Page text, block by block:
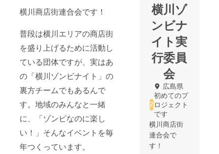
横川商店街連合会です！
普段は横川エリアの商店街
を盛り上げるために活動し
ている団体ですが、実はあ
の「横川ゾンビナイト」の
裏方チームでもあるんで
す。地域のみんなと一緒
に、「ゾンビなのに楽し
い！」そんなイベントを毎
年つくっています。
横川ゾ
ンビナ
イト実
行委員
会
広島県
初めてのプ
ロジェクト
です
横川商店街
連合会で
す！